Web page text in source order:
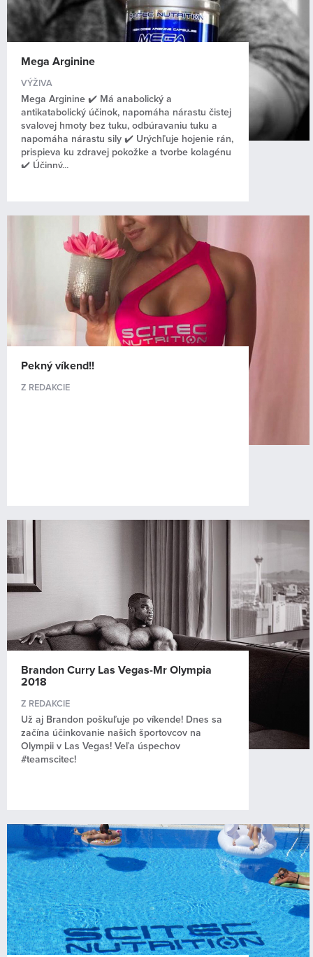
Kontakt
Mega Arginine
VÝŽIVA
Mega Arginine ✔️ Má anabolický a
antikatabolický účinok, napomáha nárastu čistej
svalovej hmoty bez tuku, odbúravaniu tuku a
napomáha nárastu sily ✔️ Urýchľuje hojenie rán,
prispieva ku zdravej pokožke a tvorbe kolagénu
✔️ Účinný...
Pekný víkend!!
Z REDAKCIE
Brandon Curry Las Vegas-Mr Olympia
2018
Z REDAKCIE
Už aj Brandon poškuľuje po víkende! Dnes sa
začína účinkovanie našich športovcov na
Olympii v Las Vegas! Veľa úspechov
#teamscitec!